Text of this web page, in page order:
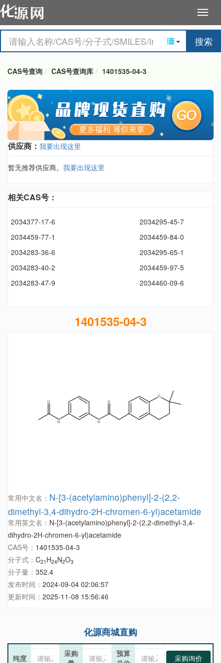
搜索
CAS号查询 CAS号查询库 1401535-04-3
供应商： 我要出现这里
暂无推荐供应商。 我要出现这里
相关CAS号：
2034377-17-6
2034295-45-7
2034459-77-1
2034459-84-0
2034283-36-6
2034295-65-1
2034283-40-2
2034459-97-5
2034283-47-9
2034460-09-6
1401535-04-3
常用中文名： N-[3-(acetylamino)phenyl]-2-(2,2-
dimethyl-3,4-dihydro-2H-chromen-6-yl)acetamide
常用英文名： N-[3-(acetylamino)phenyl]-2-(2,2-dimethyl-3,4-
dihydro-2H-chromen-6-yl)acetamide
CAS号： 1401535-04-3
分子式： C21 H24N2O3
分子量： 352.4
发布时间： 2024-09-04 02:06:57
更新时间： 2025-11-08 15:56:46
化源商城直购
纯度
采购
预算
采购询价